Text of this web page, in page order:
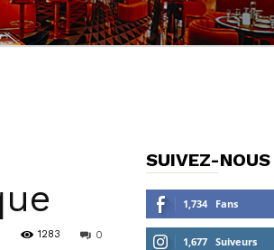
0
1283
SUIVEZ-NOUS
1,734 Fans
1,677 Suiveurs